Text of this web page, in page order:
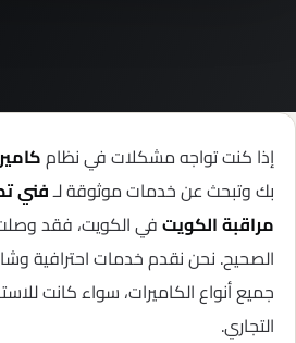
إذا كنت تواجه مشكلات في نظام
بك وتبحث عن خدمات موثوقة لـ فني
مراقبة الكويت في الكويت، فقد
الصحيح. نحن نقدم خدمات احترافية
جميع أنواع الكاميرات، سواء كانت
التجاري.